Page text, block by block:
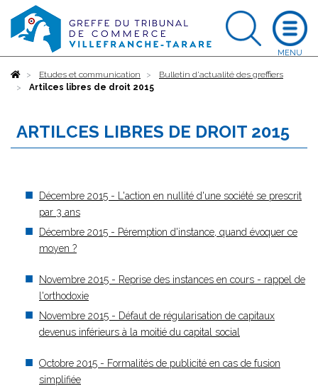
AccueilEtudes et communication
Bulletin d'actualité des greffiers
Artilces libres de droit 2015
ARTILCES LIBRES DE DROIT 2015
Décembre 2015 - L'action en nullité d'une société se prescrit
par 3 ans
Décembre 2015 - Péremption d'instance, quand évoquer ce
moyen ?
Novembre 2015 - Reprise des instances en cours - rappel de
l'orthodoxie
Novembre 2015 - Défaut de régularisation de capitaux
devenus inférieurs à la moitié du capital social
Octobre 2015 - Formalités de publicité en cas de fusion
simplifiée